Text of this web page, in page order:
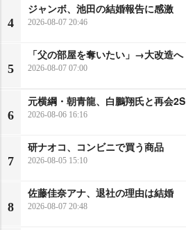
4
ジャンボ、池田の結婚報告に感激
2026-08-07 20:46
5
「父の部屋を奪いたい」→大改造へ
2026-08-07 07:00
6
元横綱・朝青龍、白鵬翔氏と再会2S
2026-08-06 16:16
7
研ナオコ、コンビニで買う商品
2026-08-05 15:10
8
佐藤佳奈アナ、退社の理由は結婚
2026-08-07 20:48